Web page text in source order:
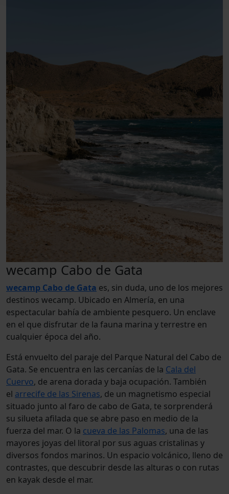
wecamp Cabo de Gata
wecamp Cabo de Gata es, sin duda, uno de los mejores
destinos wecamp. Ubicado en Almería, en una
espectacular bahía de ambiente pesquero. Un enclave
en el que disfrutar de la fauna marina y terrestre en
cualquier época del año.
Está envuelto del paraje del Parque Natural del Cabo de
Gata. Se encuentra en las cercanías de la Cala del
Cuervo, de arena dorada y baja ocupación. También
el arrecife de las Sirenas, de un magnetismo especial
situado junto al faro de cabo de Gata, te sorprenderá
su silueta afilada que se abre paso en medio de la
fuerza del mar. O la cueva de las Palomas, una de las
mayores joyas del litoral por sus aguas cristalinas y
diversos fondos marinos. Un espacio volcánico, lleno de
contrastes, que descubrir desde las alturas o con rutas
en kayak desde el mar.